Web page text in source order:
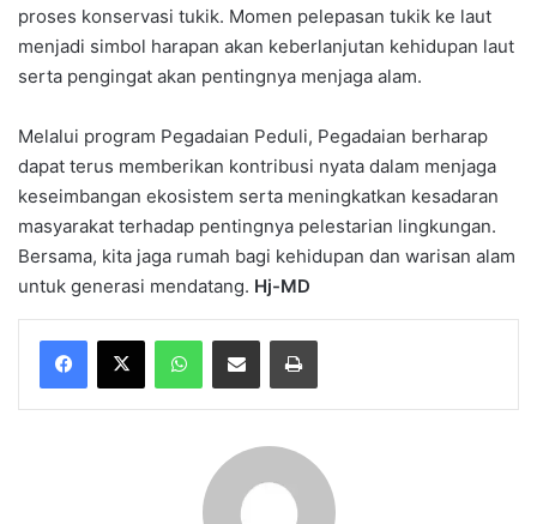
proses konservasi tukik. Momen pelepasan tukik ke laut
menjadi simbol harapan akan keberlanjutan kehidupan laut
serta pengingat akan pentingnya menjaga alam.
Melalui program Pegadaian Peduli, Pegadaian berharap
dapat terus memberikan kontribusi nyata dalam menjaga
keseimbangan ekosistem serta meningkatkan kesadaran
masyarakat terhadap pentingnya pelestarian lingkungan.
Bersama, kita jaga rumah bagi kehidupan dan warisan alam
untuk generasi mendatang. Hj-MD
WhatsAppShare via Email Print